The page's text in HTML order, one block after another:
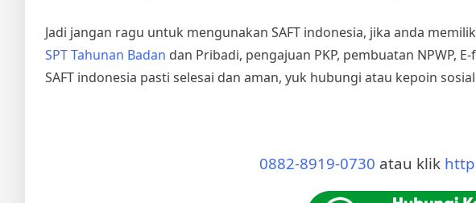
Jadi jangan ragu untuk mengunakan SAFT indonesia, jika anda
SPT Tahunan Badan dan Pribadi, pengajuan PKP, pembuatan NPWP,
SAFT indonesia pasti selesai dan aman, yuk hubungi atau kepoin
0882-8919-0730 atau klik